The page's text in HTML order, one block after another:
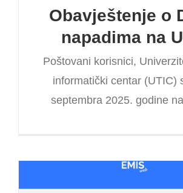
Obavještenje o
napadima na
Poštovani korisnici,
informatički centar (UTIC)
septembra 2025. godine